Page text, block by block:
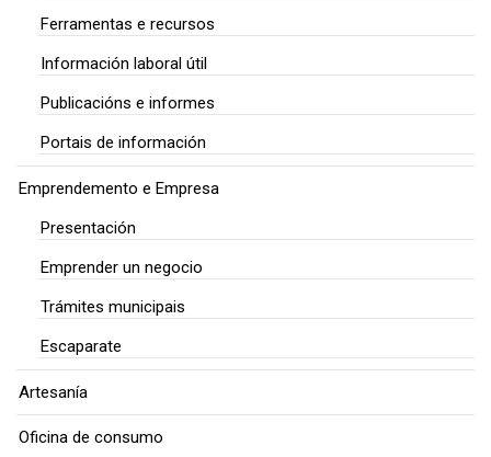
Ferramentas e recursos
Información laboral útil
Publicacións e informes
Portais de información
Emprendemento e Empresa
Presentación
Emprender un negocio
Trámites municipais
Escaparate
Artesanía
Oficina de consumo